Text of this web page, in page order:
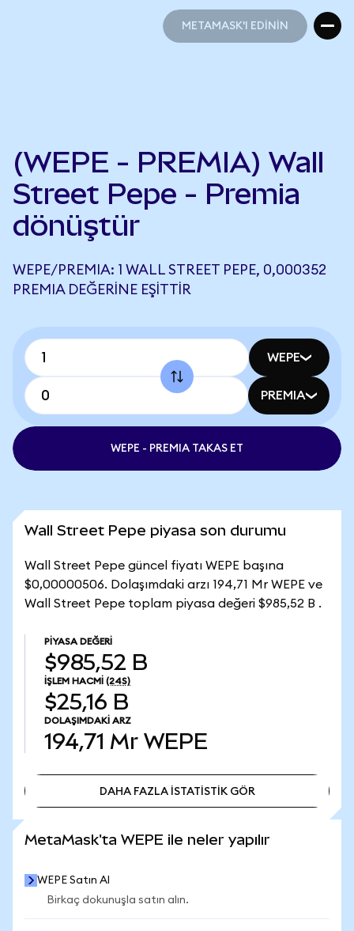
METAMASK'I EDİNİN
(WEPE - PREMIA) Wall
Street Pepe - Premia
dönüştür
WEPE/PREMIA: 1 WALL STREET PEPE, 0,000352
PREMIA DEĞERINE EŞITTIR
WEPE
PREMIA
WEPE - PREMIA TAKAS ET
Wall Street Pepe piyasa son durumu
Wall Street Pepe güncel fiyatı WEPE başına
$0,00000506. Dolaşımdaki arzı 194,71 Mr WEPE ve
Wall Street Pepe toplam piyasa değeri $985,52 B .
PIYASA DEĞERI
$985,52 B
İŞLEM HACMI (24S)
$25,16 B
DOLAŞIMDAKI ARZ
194,71 Mr WEPE
DAHA FAZLA İSTATİSTİK GÖR
MetaMask'ta WEPE ile neler yapılır
WEPE Satın Al
Birkaç dokunuşla satın alın.